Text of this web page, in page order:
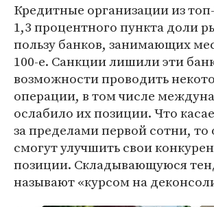
Кредитные организации из
1,3 процентного пункта доли
пользу банков, занимающих
100-е. Санкции лишили эти
возможности проводить
операции, в том числе
ослабило их позиции. Что
за пределами первой сотни, то
смогут улучшить свои
позиции. Складывающуюся
называют «курсом на